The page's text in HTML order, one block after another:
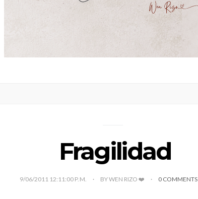
Fragilidad
9/06/2011 12:11:00 P. M. BY WEN RIZO ❤️ 0 COMMENTS